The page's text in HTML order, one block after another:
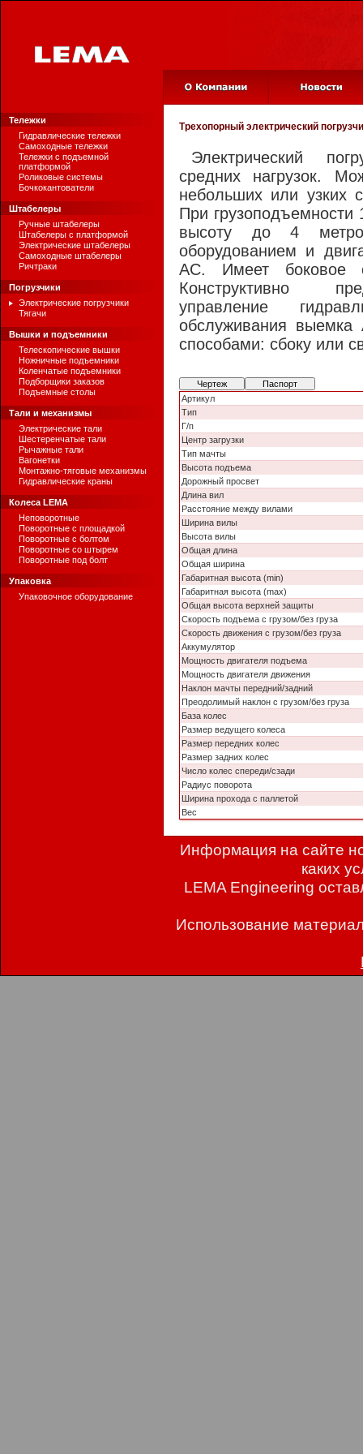
Тележки
Гидравлические тележки
Самоходные тележки
Тележки с подъемной
платформой
Роликовые системы
Бочкокантователи
Штабелеры
Ручные штабелеры
Штабелеры с платформой
Электрические штабелеры
Самоходные штабелеры
Ричтраки
Погрузчики
Электрические погрузчики
Тягачи
Вышки и подъемники
Телескопические вышки
Ножничные подъемники
Коленчатые подъемники
Подборщики заказов
Подъемные столы
Тали и механизмы
Электрические тали
Шестеренчатые тали
Рычажные тали
Вагонетки
Монтажно-тяговые механизмы
Гидравлические краны
Колеса LEMA
Неповоротные
Поворотные с площадкой
Поворотные с болтом
Поворотные со штырем
Поворотные под болт
Упаковка
Упаковочное оборудование
Трехопорный электрический
Электрический
средних нагрузок.
небольших или узких
При грузоподъемности
высоту до 4
оборудованием и
АС. Имеет боковое
Конструктивно
управление
обслуживания выемка
способами: сбоку или
Чертеж
Паспорт
Артикул
Тип
Г/п
Центр загрузки
Тип мачты
Высота подъема
Дорожный просвет
Длина вил
Расстояние между вилами
Ширина вилы
Высота вилы
Общая длина
Общая ширина
Габаритная высота (min)
Габаритная высота (max)
Общая высота верхней защиты
Скорость подъема с грузом/без груза
Скорость движения с грузом/без груза
Аккумулятор
Мощность двигателя подъема
Мощность двигателя движения
Наклон мачты передний/задний
Преодолимый наклон с грузом/без груза
База колес
Размер ведущего колеса
Размер передних колес
Размер задних колес
Число колес спереди/сзади
Радиус поворота
Ширина прохода с паллетой
Вес
Информация на сайте
каких
LEMA Engineering
Использование